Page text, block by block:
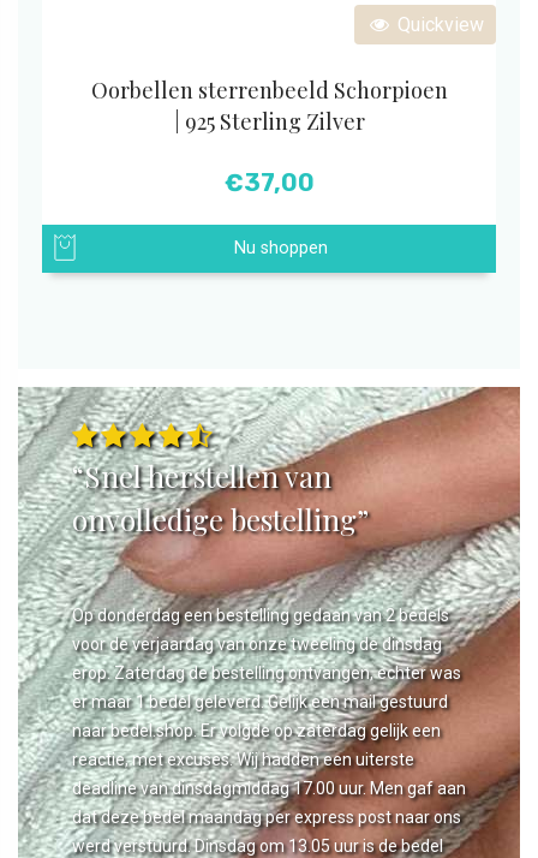
Quickview
Oorbellen sterrenbeeld Schorpioen
| 925 Sterling Zilver
€37,00
Nu shoppen
“Snel herstellen van
onvolledige bestelling”
Op donderdag een bestelling gedaan van 2 bedels
voor de verjaardag van onze tweeling de dinsdag
erop. Zaterdag de bestelling ontvangen, echter was
er maar 1 bedel geleverd. Gelijk een mail gestuurd
naar bedel.shop. Er volgde op zaterdag gelijk een
reactie, met excuses. Wij hadden een uiterste
deadline van dinsdagmiddag 17.00 uur. Men gaf aan
dat deze bedel maandag per express post naar ons
werd verstuurd. Dinsdag om 13.05 uur is de bedel